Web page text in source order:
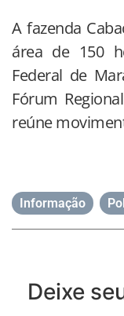
A fazenda
área de 150
Federal de
Fórum
reúne
Informação
Deixe